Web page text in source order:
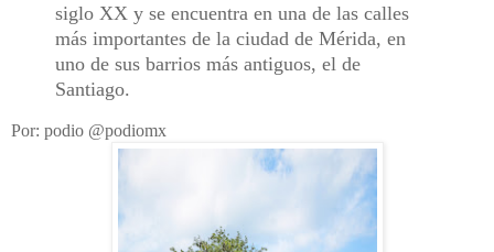
siglo XX y se encuentra en una de las calles
más importantes de la ciudad de Mérida, en
uno de sus barrios más antiguos, el de
Santiago.
Por: podio @podiomx